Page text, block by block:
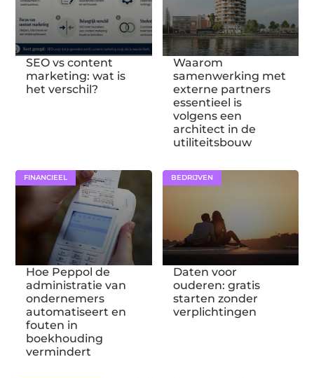
SEO vs content
marketing: wat is
het verschil?
Waarom
samenwerking met
externe partners
essentieel is
volgens een
architect in de
utiliteitsbouw
FINANCIEEL
Hoe Peppol de
administratie van
ondernemers
automatiseert en
fouten in
boekhouding
vermindert
BEDRIJVEN
Daten voor
ouderen: gratis
starten zonder
verplichtingen